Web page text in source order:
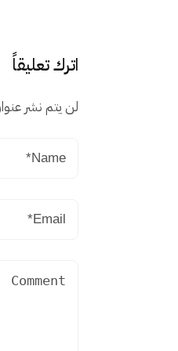
اترك تعليقاً
لن يتم نشر